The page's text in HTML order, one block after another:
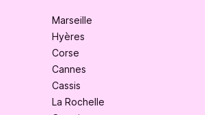
Marseille
Hyères
Corse
Cannes
Cassis
La Rochelle